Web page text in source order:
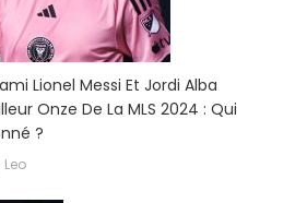
Lionel Messi Et Jordi Alba
Onze De La MLS 2024 : Qui
?
Leo